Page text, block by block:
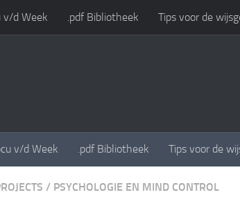
v/d Week .pdf Bibliotheek Tips voor de
v/d Week .pdf Bibliotheek Tips voor de
/ PSYCHOLOGIE EN MIND CONTROL